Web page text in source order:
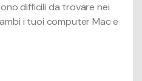
difficili da trovare nei
i tuoi computer Mac e